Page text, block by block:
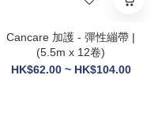
Cancare 加護 - 彈性繃帶 |
(5.5m x 12卷)
HK$62.00 ~ HK$104.00